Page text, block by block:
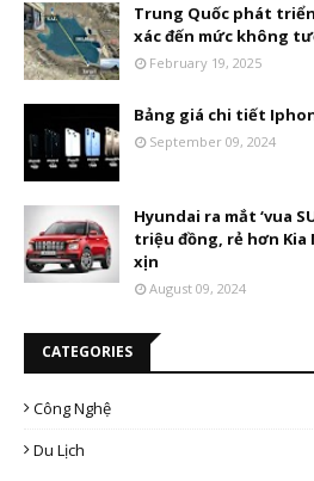
Trung Quốc phát
xác đến mức không
February 19, 2025
Bảng giá chi tiết
September 09, 2024
Hyundai ra mắt ‘vua
triệu đồng, rẻ hơn
xịn
August 09, 2024
CATEGORIES
Công Nghệ
Du Lịch